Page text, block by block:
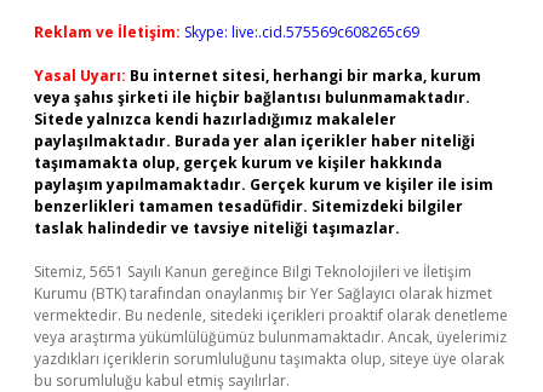
Reklam ve İletişim: Skype: live:.cid.575569c608265c69
Yasal Uyarı: Bu internet sitesi, herhangi bir marka, kurum
veya şahıs şirketi ile hiçbir bağlantısı bulunmamaktadır.
Sitede yalnızca kendi hazırladığımız makaleler
paylaşılmaktadır. Burada yer alan içerikler haber niteliği
taşımamakta olup, gerçek kurum ve kişiler hakkında
paylaşım yapılmamaktadır. Gerçek kurum ve kişiler ile isim
benzerlikleri tamamen tesadüfidir. Sitemizdeki bilgiler
taslak halindedir ve tavsiye niteliği taşımazlar.
Sitemiz, 5651 Sayılı Kanun gereğince Bilgi Teknolojileri ve İletişim
Kurumu (BTK) tarafından onaylanmış bir Yer Sağlayıcı olarak hizmet
vermektedir. Bu nedenle, sitedeki içerikleri proaktif olarak denetleme
veya araştırma yükümlülüğümüz bulunmamaktadır. Ancak, üyelerimiz
yazdıkları içeriklerin sorumluluğunu taşımakta olup, siteye üye olarak
bu sorumluluğu kabul etmiş sayılırlar.